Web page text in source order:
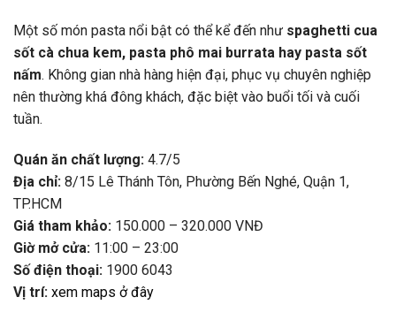
Một số món pasta nổi bật có thểkểđến như spaghetti cua
sốt cà chua kem, pasta phô mai burrata hay pasta sốt
nấm. Không gian nhà hàng hiện đại, phục vụ chuyên nghiệp
nên thường khá đông khách, đặc biệt vào buổi tối và cuối
tuần.
Quán ăn chất lượng: 4.7/5
Địa chỉ: 8/15 Lê Thánh Tôn, Phường Bến Nghé, Quận 1,
TP.HCM
Giá tham khảo: 150.000 – 320.000 VNĐ
Giờ mở cửa: 11:00 – 23:00
Sốđiện thoại: 1900 6043
Vị trí: xem maps ởđây